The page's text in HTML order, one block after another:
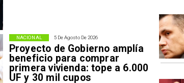
5 De Agosto De 2026
Proyecto de Gobierno amplía
beneficio para comprar
primera vivienda: tope a 6.000
UF y 30 mil cupos
NACIONAL